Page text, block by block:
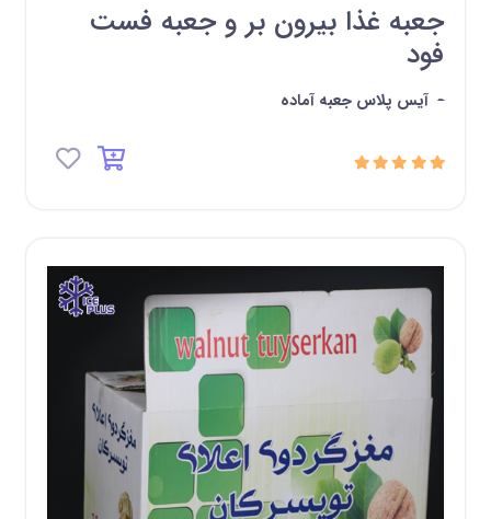
جعبه غذا بیرون بر و جعبه فست
فود
- آیس پلاس جعبه آماده